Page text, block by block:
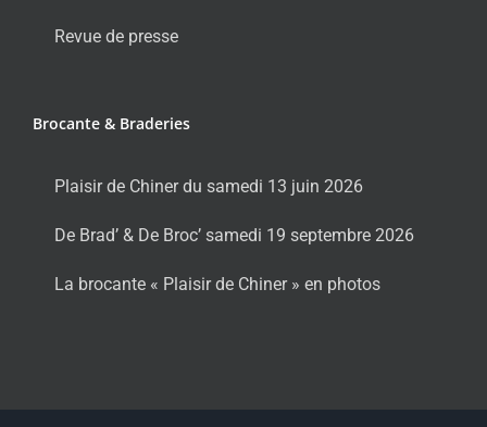
Revue de presse
Brocante & Braderies
Plaisir de Chiner du samedi 13 juin 2026
De Brad’ & De Broc’ samedi 19 septembre 2026
La brocante « Plaisir de Chiner » en photos